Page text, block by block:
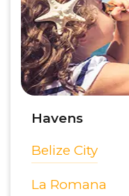
Havens
Belize City
La Romana